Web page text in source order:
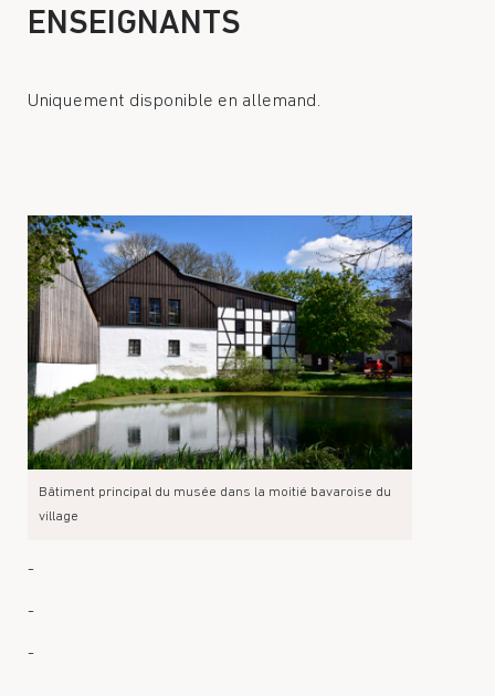
ENSEIGNANTS
Uniquement disponible en allemand.
Bâtiment principal du musée dans la moitié bavaroise du
village
-
-
-